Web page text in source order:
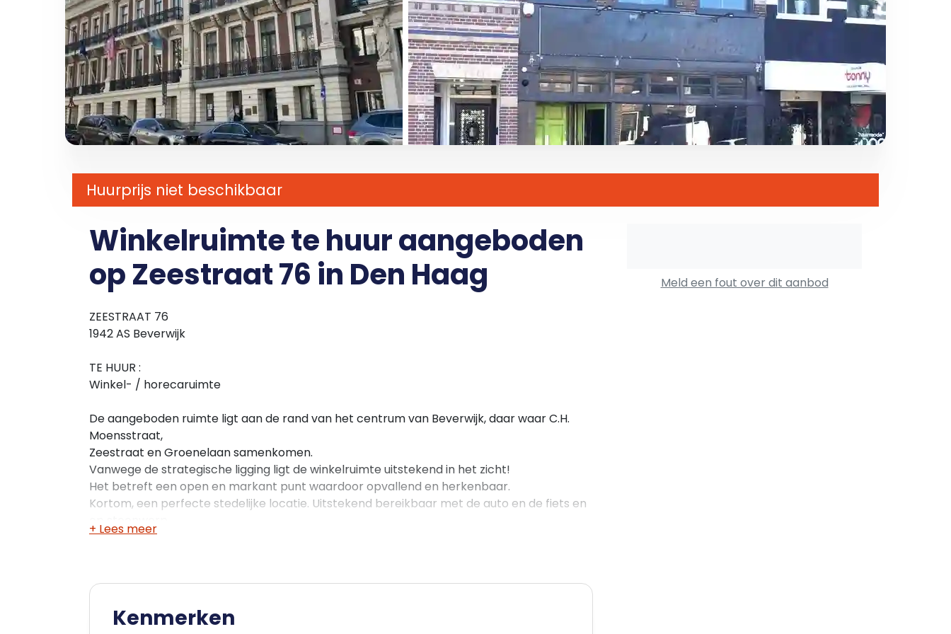
Huurprijs niet beschikbaar
Winkelruimte te huur aangeboden
op Zeestraat 76 in Den Haag
ZEESTRAAT 76
1942 AS Beverwijk
TE HUUR :
Winkel- / horecaruimte
De aangeboden ruimte ligt aan de rand van het centrum van Beverwijk, daar waar C.H.
Moensstraat,
Zeestraat en Groenelaan samenkomen.
Vanwege de strategische ligging ligt de winkelruimte uitstekend in het zicht!
Het betreft een open en markant punt waardoor opvallend en herkenbaar.
Kortom, een perfecte stedelijke locatie. Uitstekend bereikbaar met de auto en de fiets en
afstand van NS-station, uitvalswegen A-9 en A-22
€ 1.495,- per maand
Opstelling van verhuurder is flexibel, denkt u hierbij aan :
+ Lees meer
Meld een fout over dit aanbod
Kenmerken